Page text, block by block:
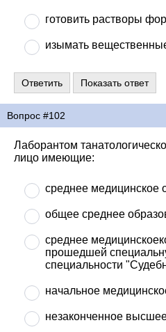
готовить растворы
изымать
Вопрос #102
Лаборантом
лицо имеющие:
среднее медицинское
общее среднее
среднее
прошедшей
специальности
начальное
незаконченное